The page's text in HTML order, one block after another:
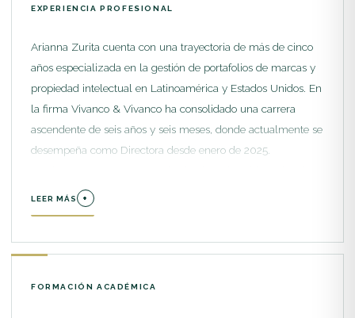
EXPERIENCIA PROFESIONAL
Arianna Zurita cuenta con una trayectoria de más de cinco
años especializada en la gestión de portafolios de marcas y
propiedad intelectual en Latinoamérica y Estados Unidos. En
la firma Vivanco & Vivanco ha consolidado una carrera
ascendente de seis años y seis meses, donde actualmente se
desempeña como Directora desde enero de 2025.
Asociada Senior, Asociada Junior y Asistente Legal. De
manera concurrente con su dirección actual, desde enero de
Estados Unidos para VGV Corporate y funge como
LEER MÁS +
FORMACIÓN ACADÉMICA